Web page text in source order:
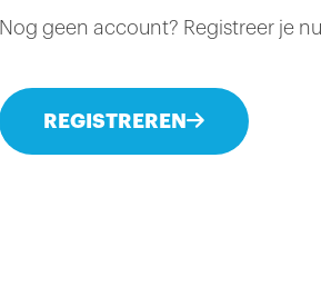
Nog geen account? Registreer je
REGISTREREN